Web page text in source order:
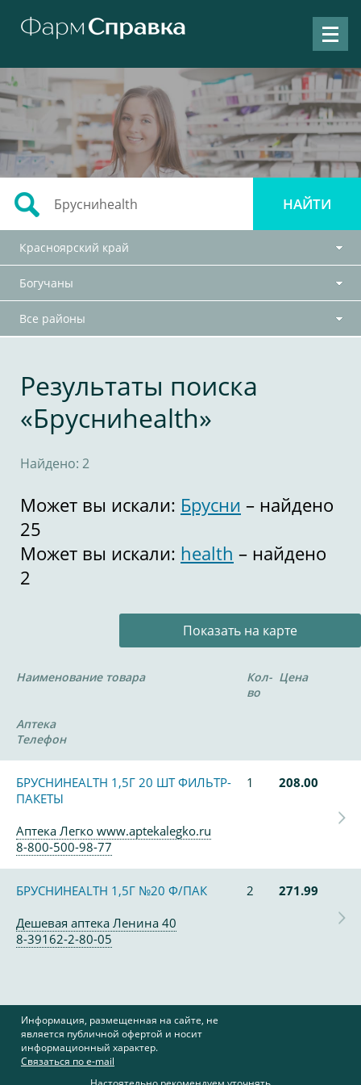
Красноярский край
Богучаны
Все районы
Результаты поиска
«Брусниhealth»
Найдено: 2
Может вы искали: Брусни – найдено
25
Может вы искали: health – найдено
2
Показать на карте
Наименование товара
Кол-
во
Цена
Аптека
Телефон
БРУСНИHEALTH 1,5Г 20 ШТ ФИЛЬТР-
ПАКЕТЫ
1 208.00
Аптека Легко www.aptekalegko.ru
8-800-500-98-77
БРУСНИHEALTH 1,5Г №20 Ф/ПАК 2
271.99
Дешевая аптека Ленина 40
8-39162-2-80-05
Информация, размещенная на сайте, не
является публичной офертой и носит
информационный характер.
Связаться по e-mail